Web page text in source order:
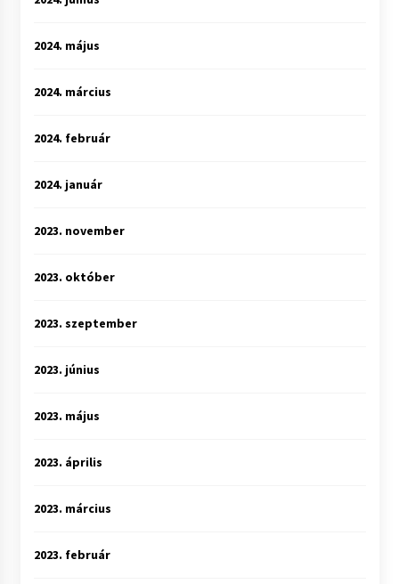
2024. május
2024. március
2024. február
2024. január
2023. november
2023. október
2023. szeptember
2023. június
2023. május
2023. április
2023. március
2023. február